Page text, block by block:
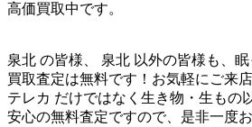
高価買取中です。
泉北 の皆様、 泉北 以外の皆様も、
買取査定は無料です！お気軽にご来
テレカ だけではなく生き物・生もの
安心の無料査定ですので、是非一度